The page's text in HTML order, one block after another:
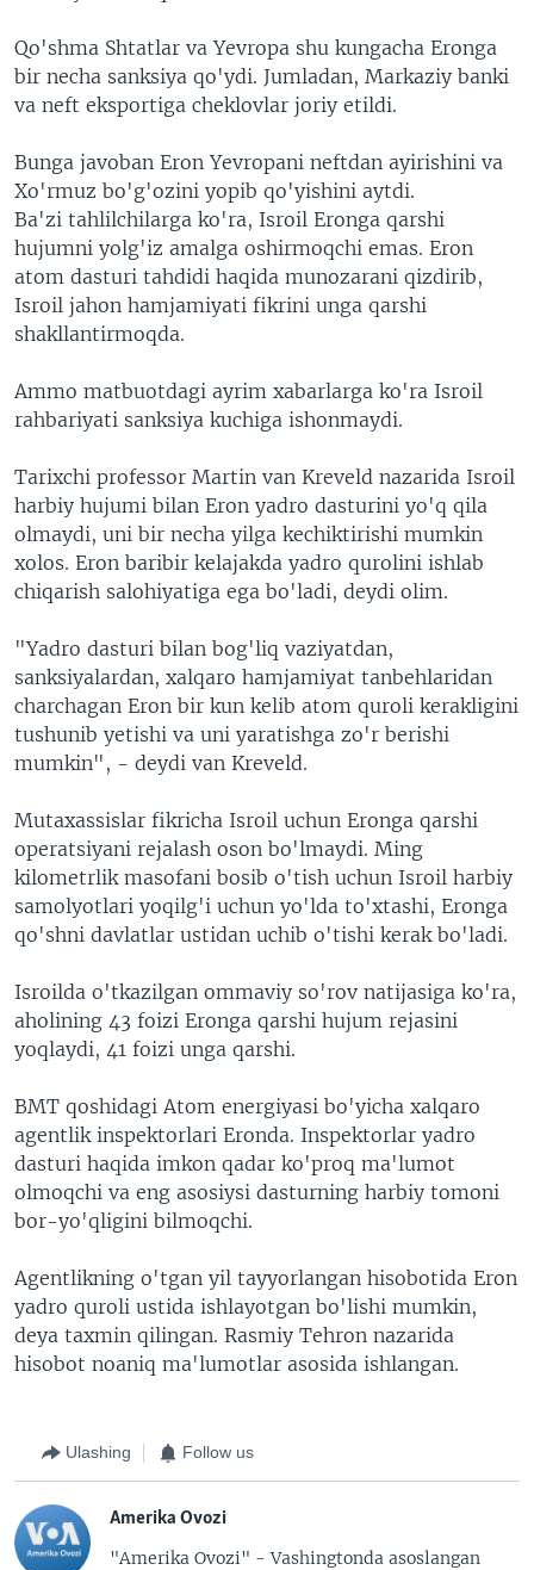
Qo'shma Shtatlar va Yevropa shu kungacha Eronga
bir necha sanksiya qo'ydi. Jumladan, Markaziy banki
va neft eksportiga cheklovlar joriy etildi.
Bunga javoban Eron Yevropani neftdan ayirishini va
Xo'rmuz bo'g'ozini yopib qo'yishini aytdi.
Ba'zi tahlilchilarga ko'ra, Isroil Eronga qarshi
hujumni yolg'iz amalga oshirmoqchi emas. Eron
atom dasturi tahdidi haqida munozarani qizdirib,
Isroil jahon hamjamiyati fikrini unga qarshi
shakllantirmoqda.
Ammo matbuotdagi ayrim xabarlarga ko'ra Isroil
rahbariyati sanksiya kuchiga ishonmaydi.
Tarixchi professor Martin van Kreveld nazarida Isroil
harbiy hujumi bilan Eron yadro dasturini yo'q qila
olmaydi, uni bir necha yilga kechiktirishi mumkin
xolos. Eron baribir kelajakda yadro qurolini ishlab
chiqarish salohiyatiga ega bo'ladi, deydi olim.
"Yadro dasturi bilan bog'liq vaziyatdan,
sanksiyalardan, xalqaro hamjamiyat tanbehlaridan
charchagan Eron bir kun kelib atom quroli kerakligini
tushunib yetishi va uni yaratishga zo'r berishi
mumkin", - deydi van Kreveld.
Mutaxassislar fikricha Isroil uchun Eronga qarshi
operatsiyani rejalash oson bo'lmaydi. Ming
kilometrlik masofani bosib o'tish uchun Isroil harbiy
samolyotlari yoqilg'i uchun yo'lda to'xtashi, Eronga
qo'shni davlatlar ustidan uchib o'tishi kerak bo'ladi.
Isroilda o'tkazilgan ommaviy so'rov natijasiga ko'ra,
aholining 43 foizi Eronga qarshi hujum rejasini
yoqlaydi, 41 foizi unga qarshi.
BMT qoshidagi Atom energiyasi bo'yicha xalqaro
agentlik inspektorlari Eronda. Inspektorlar yadro
dasturi haqida imkon qadar ko'proq ma'lumot
olmoqchi va eng asosiysi dasturning harbiy tomoni
bor-yo'qligini bilmoqchi.
Agentlikning o'tgan yil tayyorlangan hisobotida Eron
yadro quroli ustida ishlayotgan bo'lishi mumkin,
deya taxmin qilingan. Rasmiy Tehron nazarida
hisobot noaniq ma'lumotlar asosida ishlangan.
Ulashing Follow us
Amerika Ovozi
"Amerika Ovozi" - Vashingtonda asoslangan